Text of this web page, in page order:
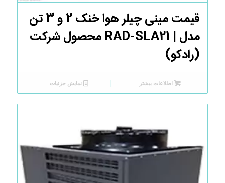
قیمت مینی چیلر هوا خنک 2 و 3 تن
مدل | RAD-SLA21 محصول شرکت
(رادکو)
اطلاعات بیشتر نمایش جزئیات